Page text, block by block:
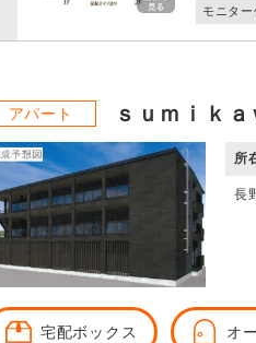
モニタ
アパート ｓｕｍｉｋａ
所
長
宅配ボックス オ